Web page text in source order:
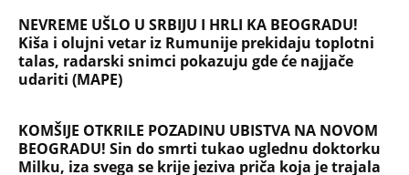
NEVREME UŠLO U SRBIJU I HRLI KA BEOGRADU!
Kiša i olujni vetar iz Rumunije prekidaju toplotni
talas, radarski snimci pokazuju gde će najjače
udariti (MAPE)
KOMŠIJE OTKRILE POZADINU UBISTVA NA NOVOM
BEOGRADU! Sin do smrti tukao uglednu doktorku
Milku, iza svega se krije jeziva priča koja je trajala